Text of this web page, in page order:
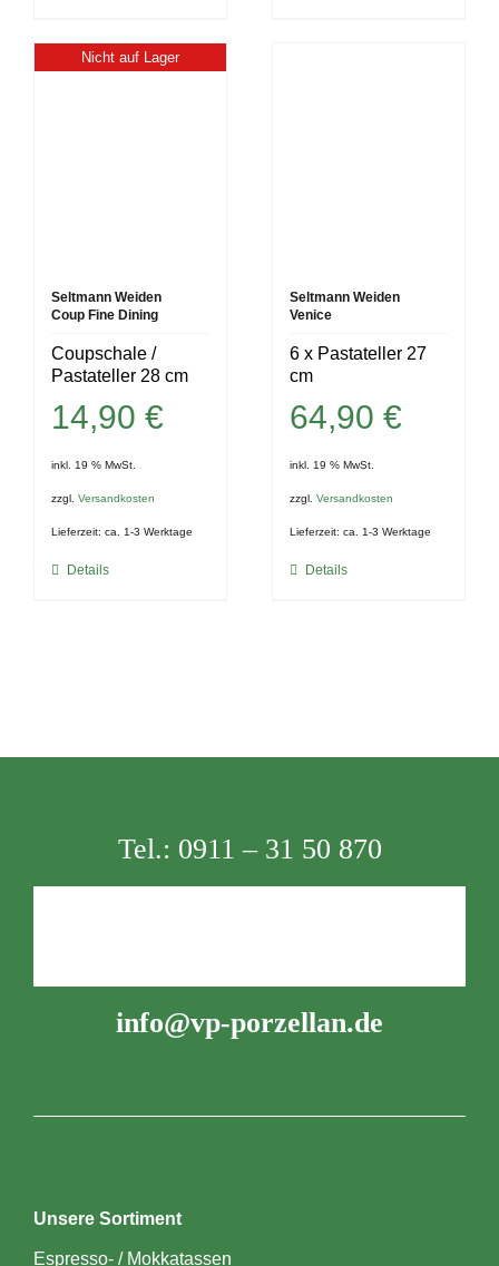
Nicht auf Lager
Seltmann Weiden
Coup Fine Dining
Coupschale /
Pastateller 28 cm
14,90 €
inkl. 19 % MwSt.
zzgl. Versandkosten
Lieferzeit: ca. 1-3 Werktage
Details
Seltmann Weiden
Venice
6 x Pastateller 27
cm
64,90€
inkl. 19 % MwSt.
zzgl.Versandkosten
Lieferzeit:ca. 1-3 Werktage
Details
Tel.: 0911 – 31 50 870
info@vp-porzellan.de
Unsere Sortiment
Espresso- / Mokkatassen